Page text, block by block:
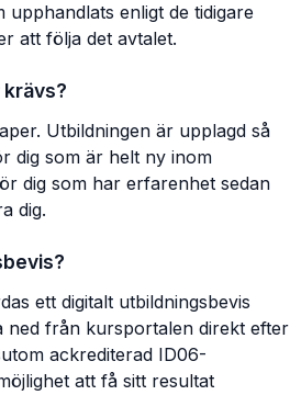
upphandlats enligt de tidigare
att följa det avtalet.
Utbildningen är upplagd så
dig som är helt ny inom
dig som har erfarenhet sedan
dig.
ett digitalt utbildningsbevis
ned från kursportalen direkt efter
ackrediterad ID06-
att få sitt resultat